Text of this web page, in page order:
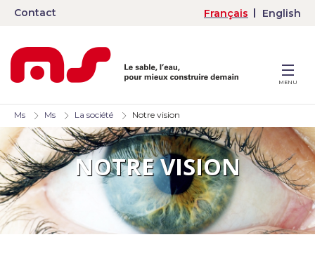
Contact Français English
MENU
Ms Ms La société Notre vision
NOTRE VISION